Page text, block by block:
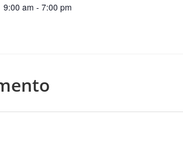
9:00 am - 7:00 pm